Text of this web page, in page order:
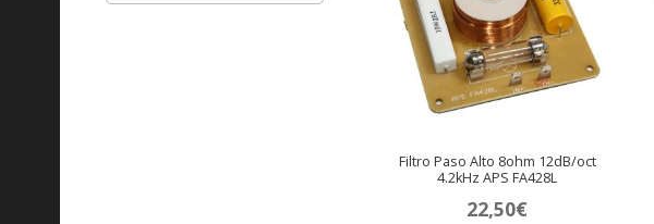
Filtro Paso Alto 8ohm 12dB/oct
4.2kHz APS FA428L
22,50€